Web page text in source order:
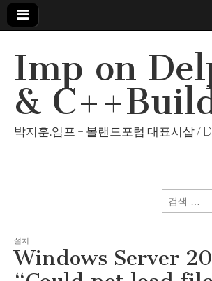
Imp on
&
박지훈.임프 – 볼랜드포럼 대표시삽 /
검
색:
설치
Windows Server